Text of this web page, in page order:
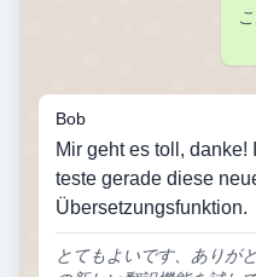
Bob
Mir geht es toll, danke!
teste gerade diese
Übersetzungsfunktion.
とてもよいです、ありが